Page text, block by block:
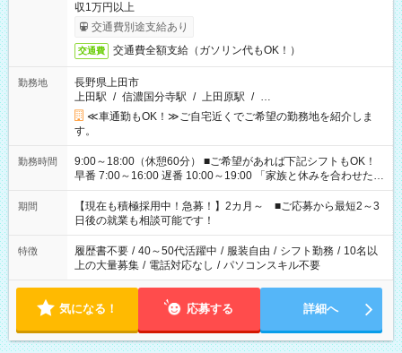
収1万円以上
交通費別途支給あり
交通費 交通費全額支給（ガソリン代もOK！）
勤務地
長野県上田市
上田駅 / 信濃国分寺駅 / 上田原駅 / …
≪車通勤もOK！≫ご自宅近くでご希望の勤務地を紹介しま
す。
勤務時間
9:00～18:00（休憩60分） ■ご希望があれば下記シフトもOK！
早番 7:00～16:00 遅番 10:00～19:00 「家族と休みを合わせた
い」 「余裕を持って夕飯の準備がしたい」 「できれば残業はし
たくない」 など、ご希望を教えてくださいね。 ※Wワーク希望
の方へ 今ご覧のお仕事で希望する勤務時間と、もう1つのお仕事
の勤務時間。 合計で週40時間を超える場合は応募できません。
期間
【現在も積極採用中！急募！】2カ月～ ■ご応募から最短2～3
日後の就業も相談可能です！
特徴 履歴書不要 / 40～50代活躍中 / 服装自由 / シフト勤務 / 10名以
上の大量募集 / 電話対応なし / パソコンスキル不要
気になる！ 応募する 詳細へ